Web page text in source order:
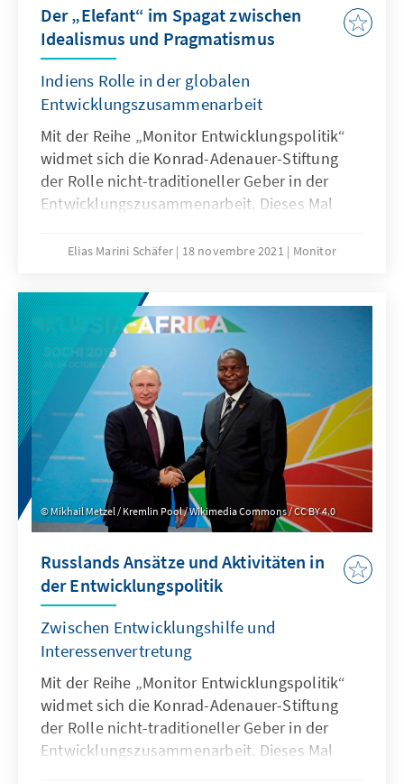
Der „Elefant“ im Spagat zwischen
Idealismus und Pragmatismus
Indiens Rolle in der globalen
Entwicklungszusammenarbeit
Mit der Reihe „Monitor Entwicklungspolitik“
widmet sich die Konrad-Adenauer-Stiftung
der Rolle nicht-traditioneller Geber in der
Entwicklungszusammenarbeit. Dieses Mal
Rahmen seiner Entwicklungspolitik bestrebt
Entwicklungshilfegebers weltweit zu
propagieren und damit die internationale
Wahrnehmung Indiens als
Entwicklungshilfeempfänger in Vergessenheit
geraten zu lassen.
Elias Marini Schäfer 18 novembre 2021 Monitor
Mikhail Metzel / Kremlin Pool / Wikimedia Commons / CC BY 4.0
Russlands Ansätze und Aktivitäten in
der Entwicklungspolitik
Zwischen Entwicklungshilfe und
Interessenvertretung
Mit der Reihe „Monitor Entwicklungspolitik“
widmet sich die Konrad-Adenauer-Stiftung
der Rolle nicht-traditioneller Geber in der
Entwicklungszusammenarbeit. Dieses Mal